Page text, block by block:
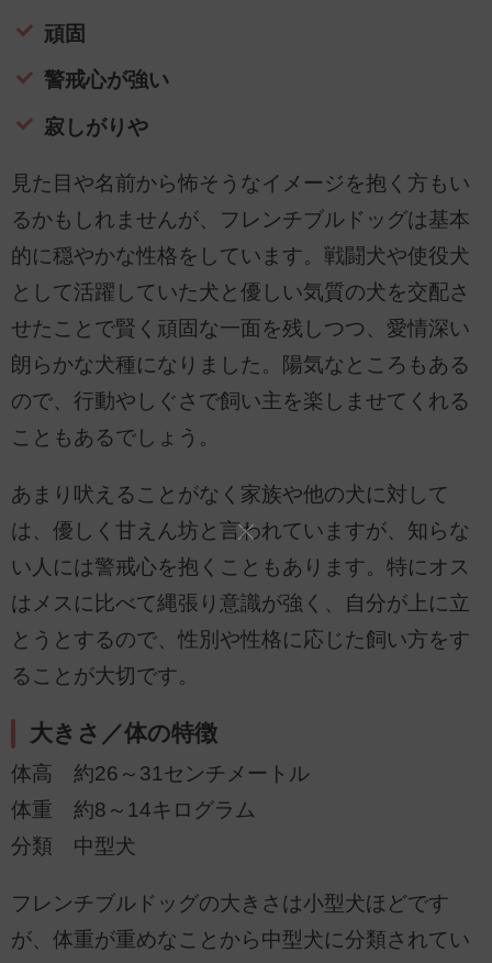
頑固
警戒心が強い
寂しがりや
見た目や名前から怖そうなイメージを抱く方もい
るかもしれませんが、フレンチブルドッグは基本
的に穏やかな性格をしています。戦闘犬や使役犬
として活躍していた犬と優しい気質の犬を交配さ
せたことで賢く頑固な一面を残しつつ、愛情深い
朗らかな犬種になりました。陽気なところもある
ので、行動やしぐさで飼い主を楽しませてくれる
こともあるでしょう。
あまり吠えることがなく家族や他の犬に対して
は、優しく甘えん坊と言われていますが、知らな
い人には警戒心を抱くこともあります。特にオス
はメスに比べて縄張り意識が強く、自分が上に立
とうとするので、性別や性格に応じた飼い方をす
ることが大切です。
大きさ／体の特徴
体高 約26～31センチメートル
体重 約8～14キログラム
分類 中型犬
フレンチブルドッグの大きさは小型犬ほどです
が、体重が重めなことから中型犬に分類されてい